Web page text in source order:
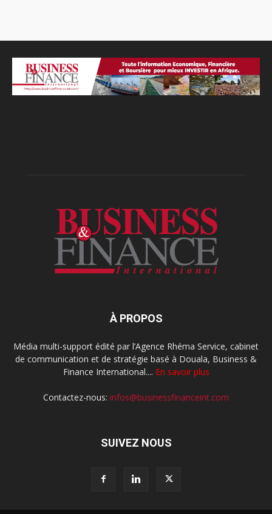
À PROPOS
Média multi-support édité par l’Agence Rhéma Service, cabinet
de communication et de stratégie basé à Douala, Business &
Finance International.... En savoir plus
Contactez-nous: infos@businessfinanceint.com
SUIVEZ NOUS